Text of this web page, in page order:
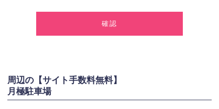
2.個人情報の利用
お問い合わせに対する回答、資料等の送付
採用に関する回答、情報の提供
周辺の【サイト手数料無料】
月極駐車場